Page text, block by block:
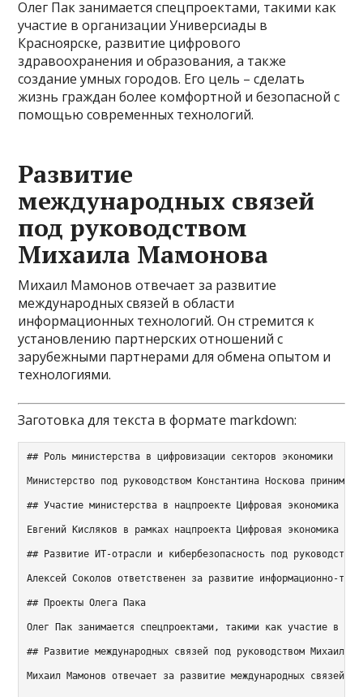
Олег Пак занимается спецпроектами, такими как
участие в организации Универсиады в
Красноярске, развитие цифрового
здравоохранения и образования, а также
создание умных городов. Его цель – сделать
жизнь граждан более комфортной и безопасной с
помощью современных технологий.
Развитие
международных связей
под руководством
Михаила Мамонова
Михаил Мамонов отвечает за развитие
международных связей в области
информационных технологий. Он стремится к
установлению партнерских отношений с
зарубежными партнерами для обмена опытом и
технологиями.
Заготовка для текста в формате markdown:
## Роль министерства в цифровизации секторов экономики
Министерство под руководством Константина Носкова
## Участие министерства в нацпроекте Цифровая экономика
Евгений Кисляков в рамках нацпроекта Цифровая экономика
## Развитие ИТ-отрасли и кибербезопасность под
Алексей Соколов ответственен за развитие информационно-
## Проекты Олега Пака
Олег Пак занимается спецпроектами, такими как участие в
## Развитие международных связей под руководством Михаила
Михаил Мамонов отвечает за развитие международных связей